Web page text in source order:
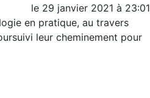
le 29 janvier 2021 à 23:01
en pratique, au travers
leur cheminement pour